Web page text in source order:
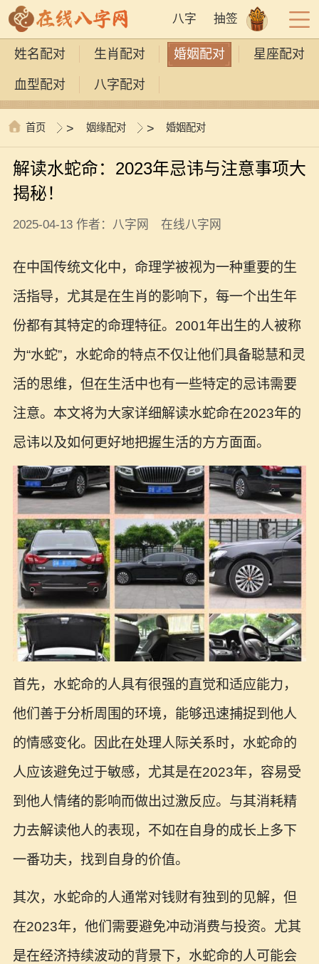
八字 抽签
姓名配对 生肖配对 婚姻配对 星座配对
血型配对 八字配对
首页 > 姻缘配对 > 婚姻配对
解读水蛇命：2023年忌讳与注意事项大
揭秘！
2025-04-13 作者：八字网 在线八字网
在中国传统文化中，命理学被视为一种重要的生
活指导，尤其是在生肖的影响下，每一个出生年
份都有其特定的命理特征。2001年出生的人被称
为“水蛇”，水蛇命的特点不仅让他们具备聪慧和灵
活的思维，但在生活中也有一些特定的忌讳需要
注意。本文将为大家详细解读水蛇命在2023年的
忌讳以及如何更好地把握生活的方方面面。
首先，水蛇命的人具有很强的直觉和适应能力，
他们善于分析周围的环境，能够迅速捕捉到他人
的情感变化。因此在处理人际关系时，水蛇命的
人应该避免过于敏感，尤其是在2023年，容易受
到他人情绪的影响而做出过激反应。与其消耗精
力去解读他人的表现，不如在自身的成长上多下
一番功夫，找到自身的价值。
其次，水蛇命的人通常对钱财有独到的见解，但
在2023年，他们需要避免冲动消费与投资。尤其
是在经济持续波动的背景下，水蛇命的人可能会